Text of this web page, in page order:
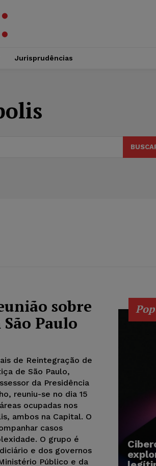
Jurisprudências
sobre
Paulo
de Reintegração de
de São Paulo,
da Presidência
reuniu-se no dia 15
ocupadas nos
ambos na Capital. O
casos
O grupo é
e dos governos
Público e da